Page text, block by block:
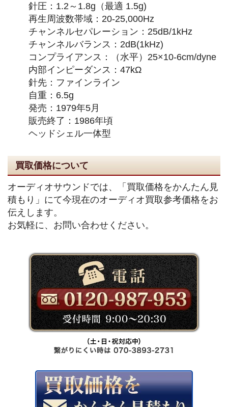
針圧：1.2～1.8g（最適 1.5g)
再生周波数帯域：20-25,000Hz
チャンネルセパレーション：25dB/1kHz
チャンネルバランス：2dB(1kHz)
コンプライアンス：（水平）25×10-6cm/dyne
内部インピーダンス：47kΩ
針先：ファインライン
自重：6.5g
発売：1979年5月
販売終了：1986年頃
ヘッドシェル一体型
買取価格について
オーディオサウンドでは、「買取価格をかんたん見
積もり」にて今現在のオーディオ買取参考価格をお
伝えします。
お気軽に、お問い合わせください。